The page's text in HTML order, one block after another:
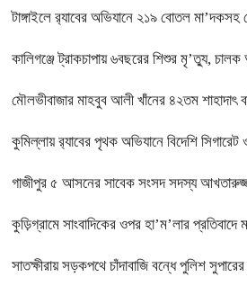
টাঙ্গাইলে র‍্যাবের অভিযানে ২১৯ বোতল মা’দকসহ
কালিগঞ্জে ট্রাকচাপায় ৬বছরের শিশুর মৃ’ত্যু,
মৌলভীবাজার মাহবুব আলী খাঁনের ৪২তম শাহাদাৎ
কুমিল্লায় র‍্যাবের পৃথক অভিযানে বিদেশি
গাজীপুর ৫ আসনের সাবেক সংসদ সদস্য
কুড়িগ্রামে সাংবাদিকের ওপর হা’ম’লার প্রতিবাদে
সাতক্ষীরায় সড়কপথে চাঁদাবাজি বন্ধে পুলিশ